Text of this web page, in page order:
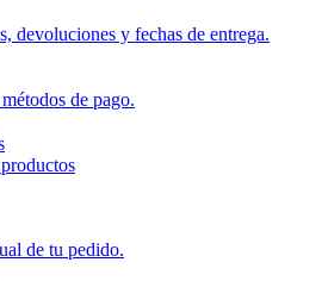
devoluciones y fechas de entrega.
de pago.
de tu pedido.